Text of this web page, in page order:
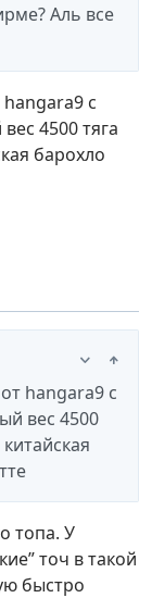
Аль все
с
4500 тяга
барохло
hangara9 с
вес 4500
топа. У
точ в такой
быстро